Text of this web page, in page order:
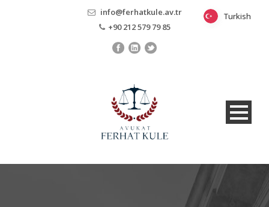
info@ferhatkule.av.tr
+90 212 579 79 85
Turkish
Turkish